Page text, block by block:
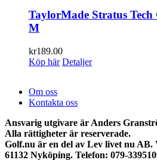
TaylorMade Stratus
M
kr189.00
Köp här Detaljer
Om oss
Kontakta oss
Ansvarig utgivare är Anders
Alla rättigheter är reserverade.
Golf.nu är en del av Lev livet nu AB.
61132 Nyköping. Telefon: 079-